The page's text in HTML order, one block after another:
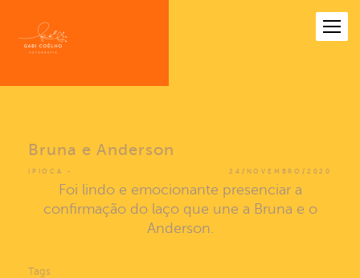
IPIOCA 24/NOVEMBRO/2020
Bruna e Anderson
Foi lindo e emocionante presenciar a
confirmação do laço que une a Bruna e o
Anderson.
Tags